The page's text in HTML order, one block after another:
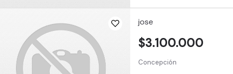
jose
Concepción
$3.100.000